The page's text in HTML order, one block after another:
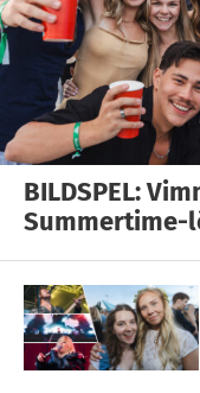
BILDSPEL:
Summertime-